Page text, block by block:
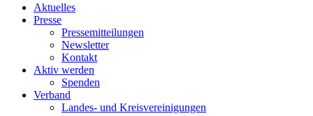
Aktuelles
Presse
Pressemitteilungen
Newsletter
Kontakt
Aktiv werden
Spenden
Verband
Landes- und Kreisvereinigungen